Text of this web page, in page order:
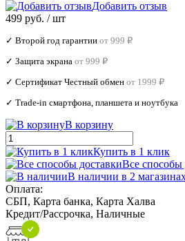
Добавить отзыв
499 руб. / шт
✓ Второй год гарантии от 999 ₽
✓ Защита экрана от 999 ₽
✓ Сертификат Честный обмен от 1999 ₽
✓ Trade‑in смартфона, планшета и ноутбука
В корзину
Купить в 1 клик
Все способы
В наличии в 2
Оплата:
СБП, Карта банка, Карта Халва
Кредит/Рассрочка, Наличные